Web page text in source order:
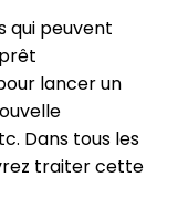
qui peuvent
lancer un
Dans tous les
traiter cette